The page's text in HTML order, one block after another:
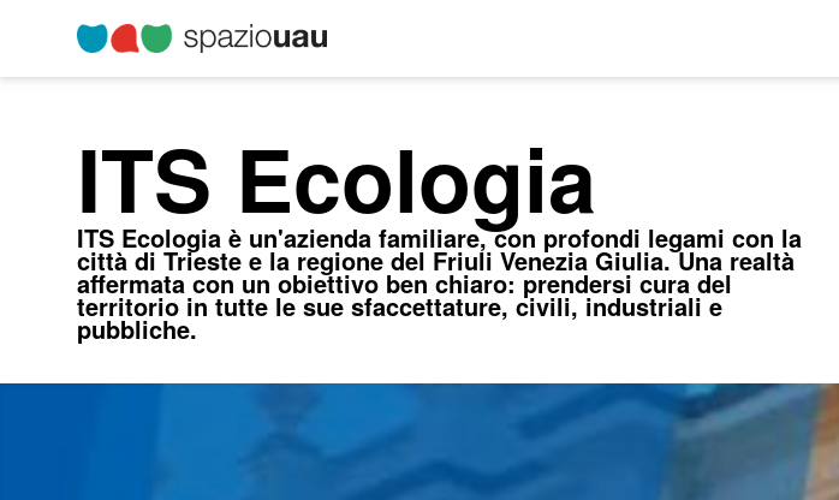
ITS Ecologia
ITS Ecologia è un'azienda familiare, con profondi legami con la
città di Trieste e la regione del Friuli Venezia Giulia. Una realtà
affermata con un obiettivo ben chiaro: prendersi cura del
territorio in tutte le sue sfaccettature, civili, industriali e
pubbliche.